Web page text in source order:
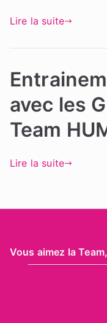
Lire la suite
avec les
Team
Lire la suite
Vous aimez la